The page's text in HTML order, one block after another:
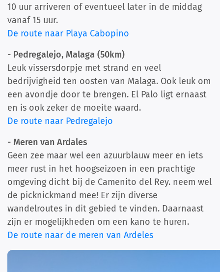
10 uur arriveren of eventueel later in de middag
vanaf 15 uur.
De route naar Playa Cabopino
- Pedregalejo, Malaga (50km)
Leuk vissersdorpje met strand en veel
bedrijvigheid ten oosten van Malaga. Ook leuk om
een avondje door te brengen. El Palo ligt ernaast
en is ook zeker de moeite waard.
De route naar Pedregalejo
- Meren van Ardales
Geen zee maar wel een azuurblauw meer en iets
meer rust in het hoogseizoen in een prachtige
omgeving dicht bij de Camenito del Rey. neem wel
de picknickmand mee! Er zijn diverse
wandelroutes in dit gebied te vinden. Daarnaast
zijn er mogelijkheden om een kano te huren.
De route naar de meren van Ardeles